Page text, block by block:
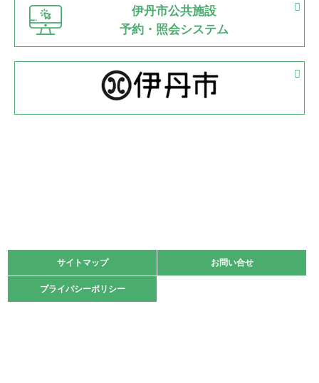
2022.06.12
県知事杯争奪バレーボール大会が開催
2022.05.05
体育協会長杯 バドミントン競技の部
2022.05.22
緑ケ丘体育館
2021.10.23
卓球選手権大会ラージボールの部開催☆
伊丹市公共施設
予約・照会システム
サイトマップ お問い合せ
プライバシーポリシー
サイトマップ お問い合せ
プライバシーポリシー